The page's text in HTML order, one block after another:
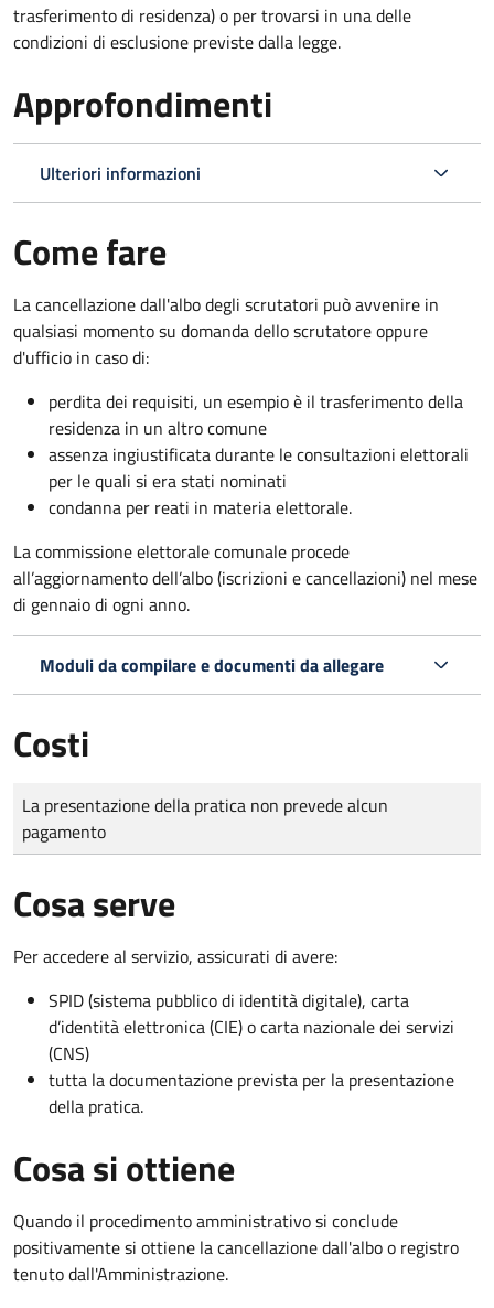
trasferimento di residenza) o per trovarsi in una delle
condizioni di esclusione previste dalla legge.
Approfondimenti
Ulteriori informazioni
Come fare
La cancellazione dall'albo degli scrutatori può avvenire in
qualsiasi momento su domanda dello scrutatore oppure
d'ufficio in caso di:
perdita dei requisiti, un esempio è il trasferimento della
residenza in un altro comune
assenza ingiustificata durante le consultazioni elettorali
per le quali si era stati nominati
condanna per reati in materia elettorale.
La commissione elettorale comunale procede
all’aggiornamento dell’albo (iscrizioni e cancellazioni) nel mese
di gennaio di ogni anno.
Moduli da compilare e documenti da allegare
Costi
Tipo di pagamento
Importo
La presentazione della pratica non prevede alcun
pagamento
Cosa serve
Per accedere al servizio, assicurati di avere:
SPID (sistema pubblico di identità digitale), carta
d’identità elettronica (CIE) o carta nazionale dei servizi
(CNS)
tutta la documentazione prevista per la presentazione
della pratica.
Cosa si ottiene
Quando il procedimento amministrativo si conclude
positivamente si ottiene la cancellazione dall'albo o registro
tenuto dall'Amministrazione.